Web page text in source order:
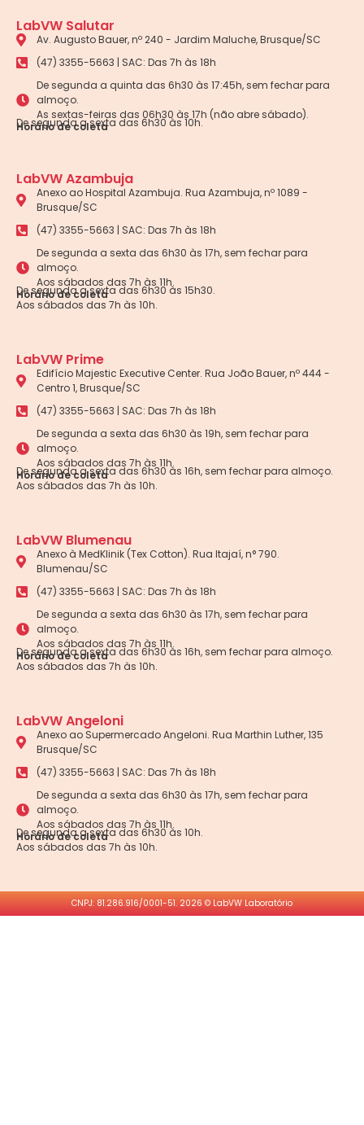
LabVW Salutar
Av. Augusto Bauer, nº 240 - Jardim Maluche, Brusque/SC
(47) 3355-5663 | SAC: Das 7h às 18h
De segunda a quinta das 6h30 às 17:45h, sem fechar para
almoço.
As sextas-feiras das 06h30 às 17h (não abre sábado).
Horário de coleta
De segunda a sexta das 6h30 às 10h.
LabVW Azambuja
Anexo ao Hospital Azambuja. Rua Azambuja, nº 1089 -
Brusque/SC
(47) 3355-5663 | SAC: Das 7h às 18h
De segunda a sexta das 6h30 às 17h, sem fechar para
almoço.
Aos sábados das 7h às 11h.
Horário de coleta
De segunda a sexta das 6h30 às 15h30.
Aos sábados das 7h às 10h.
LabVW Prime
Edifício Majestic Executive Center. Rua João Bauer, nº 444 -
Centro 1, Brusque/SC
(47) 3355-5663 | SAC: Das 7h às 18h
De segunda a sexta das 6h30 às 19h, sem fechar para
almoço.
Aos sábados das 7h às 11h.
Horário de coleta
De segunda a sexta das 6h30 às 16h, sem fechar para almoço.
Aos sábados das 7h às 10h.
LabVW Blumenau
Anexo à MedKlinik (Tex Cotton). Rua Itajaí, n° 790.
Blumenau/SC
(47) 3355-5663 | SAC: Das 7h às 18h
De segunda a sexta das 6h30 às 17h, sem fechar para
almoço.
Aos sábados das 7h às 11h.
Horário de coleta
De segunda a sexta das 6h30 às 16h, sem fechar para almoço.
Aos sábados das 7h às 10h.
LabVW Angeloni
Anexo ao Supermercado Angeloni. Rua Marthin Luther, 135
Brusque/SC
(47) 3355-5663 | SAC: Das 7h às 18h
De segunda a sexta das 6h30 às 17h, sem fechar para
almoço.
Aos sábados das 7h às 11h.
Horário de coleta
De segunda a sexta das 6h30 às 10h.
Aos sábados das 7h às 10h.
CNPJ: 81.286.916/0001-51. 2026 © LabVW Laboratório